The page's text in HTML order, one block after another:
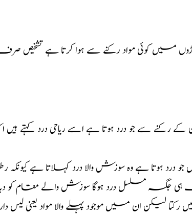
میں کوئی مواد رکنے سے ہوا کرتا ہے تشخیص
کے رکنے سے جو درد ہوتا ہے اسے ریاحی درد
جو درد ہوتا ہے وہ سوزش والا درد کہلاتا ہے
جگہ مسلسل درد ہوگا سوزش والے مقام کو
رکتا لیکن ان میں موجود پہلے والا مواد یعنی